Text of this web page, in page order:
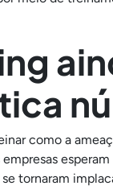
como a
tornaram